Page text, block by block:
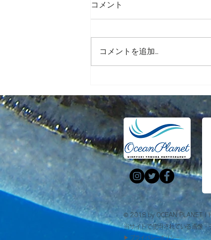
島」小笠原諸島、母島で
ということ。
コメント
コメントを追加…
© 2018 by OCEAN PLANET |
当サイトで使用されている画像・
​▶︎ プライバシーポリシー